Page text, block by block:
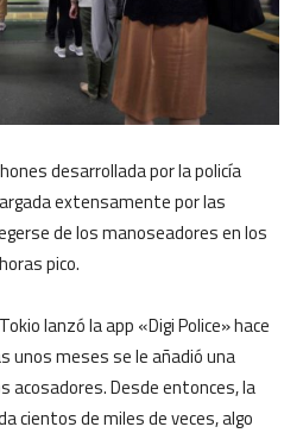
desarrollada por la policía
extensamente por las
de los manoseadores en los
pico.
lanzó la app «Digi Police» hace
unos meses se le añadió una
acosadores. Desde entonces, la
cientos de miles de veces, algo